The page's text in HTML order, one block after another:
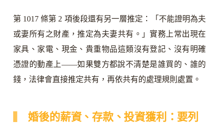
第 1017 條第 2 項後段還有另一層推定：「不能證明為夫
或妻所有之財產，推定為夫妻共有。」實務上常出現在
家具、家電、現金、貴重物品這類沒有登記、沒有明確
憑證的動產上——如果雙方都說不清楚是誰買的、誰的
錢，法律會直接推定共有，再依共有的處理規則處置。
婚後的薪資、存款、投資獲利：要列